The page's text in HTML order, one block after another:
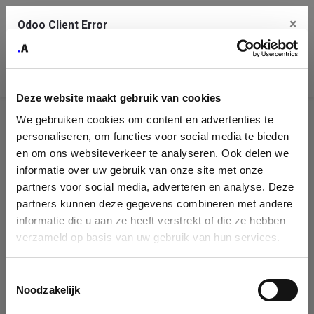
Deze website maakt gebruik van cookies
We gebruiken cookies om content en advertenties te
personaliseren, om functies voor social media te bieden
en om ons websiteverkeer te analyseren. Ook delen we
informatie over uw gebruik van onze site met onze
partners voor social media, adverteren en analyse. Deze
partners kunnen deze gegevens combineren met andere
informatie die u aan ze heeft verstrekt of die ze hebben
verzameld op basis van uw gebruik van hun services.
Noodzakelijk
Company
Identification
Please fill in your company details
You can search a company in our database by name, VAT or
enterprise ID. When a company is selected it will auto-complete the
form. If you don't find your company in our database, you can create
Odoo Client Error ×
service.
See details
Ok